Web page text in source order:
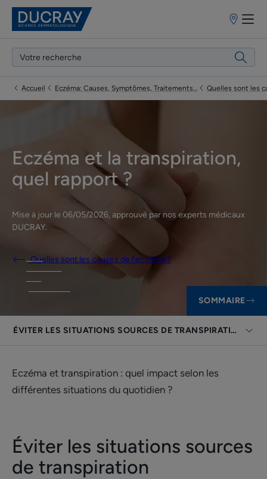
Points
vente
Accueil Eczéma: Causes, Symptômes, Traitements… Quelles sont les
Eczéma et la transpiration,
quel rapport ?
Mise à jour le 06/05/2026, approuvé par nos experts médicaux
DUCRAY.
Quelles sont les causes de l’eczéma ?
SOMMAIRE
ÉVITER LES SITUATIONS SOURCES DE TRANSPIRATION
Eczéma et transpiration : quel impact selon les
différentes situations du quotidien ?
Éviter les situations sources
de transpiration